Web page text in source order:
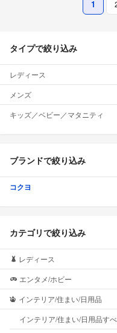
1
タイプで絞り込み
レディース
メンズ
キッズ／ベビー／マタニティ
ブランドで絞り込み
コクヨ
カテゴリで絞り込み
レディース
エンタメ/ホビー
インテリア/住まい/日用品
インテリア/住まい/日用品す